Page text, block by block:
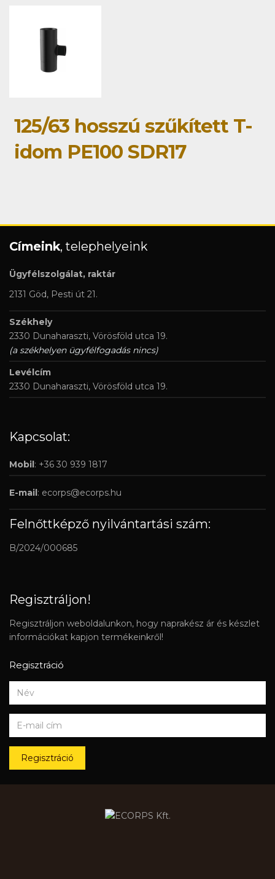
125/63 hosszú szűkített T-
idom PE100 SDR17
Címeink, telephelyeink
Ügyfélszolgálat, raktár
2131 Göd, Pesti út 21.
Székhely
2330 Dunaharaszti, Vörösföld utca 19.
(a székhelyen ügyfélfogadás nincs)
Levélcím
2330 Dunaharaszti, Vörösföld utca 19.
Kapcsolat:
Mobil : +36 30 939 1817
E-mail : ecorps@ecorps.hu
Felnőttképző nyilvántartási szám:
B/2024/000685
Regisztráljon!
Regisztráljon weboldalunkon, hogy naprakész ár és készlet
információkat kapjon termékeinkről!
Regisztráció
Regisztráció